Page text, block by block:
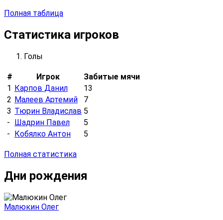
Полная таблица
Статистика игроков
Голы
# Игрок
Забитые мячи
1 Карпов Данил
13
2 Малеев Артемий
7
3 Тюрин Владислав 5
- Шадрин Павел
5
- Кобялко Антон 5
Полная статистика
Дни рождения
Малюкин Олег